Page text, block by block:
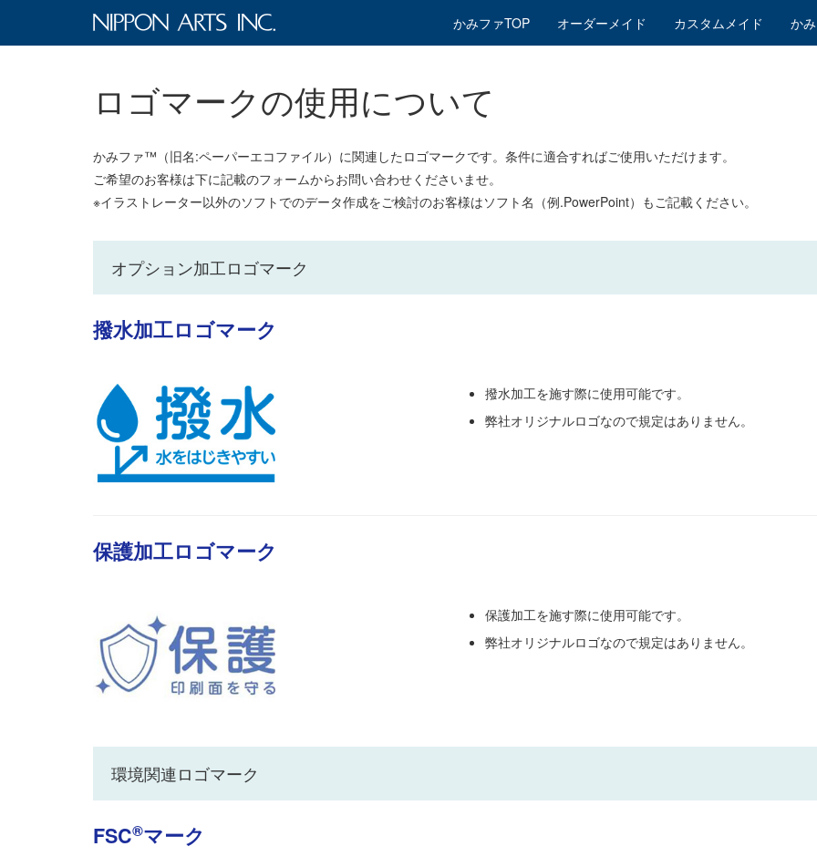
かみファTOP オーダーメイド カスタムメイド か
ロゴマークの使用について
かみファ™（旧名:ペーパーエコファイル）に関連したロゴマークです。条件に適合すればご使用いただけます。
ご希望のお客様は下に記載のフォームからお問い合わせくださいませ。
※イラストレーター以外のソフトでのデータ作成をご検討のお客様はソフト名（例.PowerPoint）もご記載ください。
オプション加工ロゴマーク
撥水加工ロゴマーク
撥水加工を施す際に使用可能です。
弊社オリジナルロゴなので規定はありません。
保護加工ロゴマーク
保護加工を施す際に使用可能です。
弊社オリジナルロゴなので規定はありません。
環境関連ロゴマーク
FSC®マーク